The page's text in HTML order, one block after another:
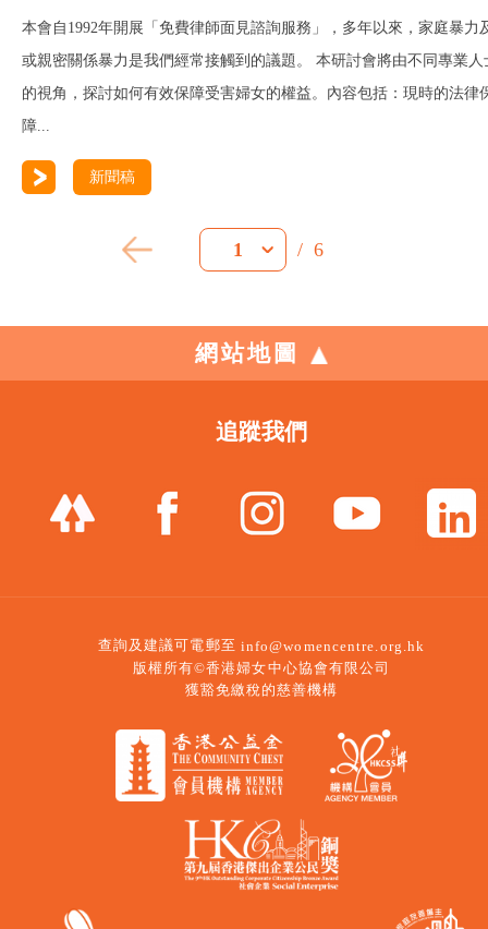
本會自1992年開展「免費律師面見諮詢服務」，多年以來，家庭暴力
或親密關係暴力是我們經常接觸到的議題。 本研討會將由不同專業人
的視角，探討如何有效保障受害婦女的權益。內容包括：現時的法律
障...
新聞稿
1 / 6
網站地圖
追蹤我們
查詢及建議可電郵至 info@womencentre.org.hk
版權所有©香港婦女中心協會有限公司
獲豁免繳稅的慈善機構